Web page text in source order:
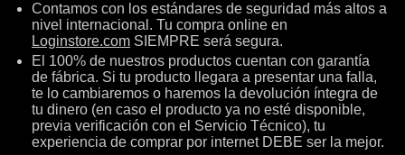
Contamos con los estándares de seguridad más altos a
nivel internacional. Tu compra online en
Loginstore.com SIEMPRE será segura.
El 100% de nuestros productos cuentan con garantía
de fábrica. Si tu producto llegara a presentar una falla,
te lo cambiaremos o haremos la devolución íntegra de
tu dinero (en caso el producto ya no esté disponible,
previa verificación con el Servicio Técnico), tu
experiencia de comprar por internet DEBE ser la mejor.